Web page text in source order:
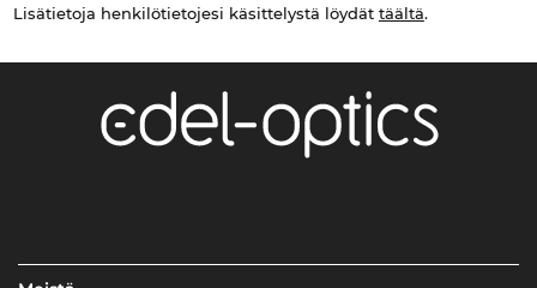
Lisätietoja henkilötietojesi käsittelystä löydät täältä.